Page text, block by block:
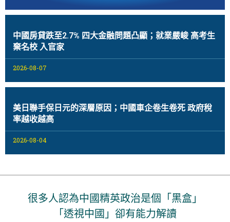
中國房貸跌至2.7% 四大金融問題凸顯；就業嚴峻 高考生
棄名校 入官家
2026-08-07
美日聯手保日元的深層原因；中國車企卷生卷死 政府稅
率越收越高
2026-08-04
很多人認為中國精英政治是個「黑盒」
「透視中國」卻有能力解讀